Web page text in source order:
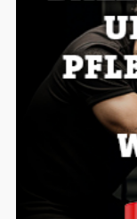
Social
können,
Medien
YouTube